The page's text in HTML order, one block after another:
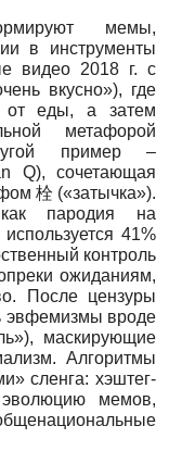
мемы,
в инструменты
видео 2018 г. с
вкусно»), где
от еды, а затем
метафорой
пример –
Q), сочетающая
栓 («затычка»).
пародия на
41%
контроль
ожиданиям,
После цензуры
эвфемизмы вроде
маскирующие
Алгоритмы
сленга: хэштег-
мемов,